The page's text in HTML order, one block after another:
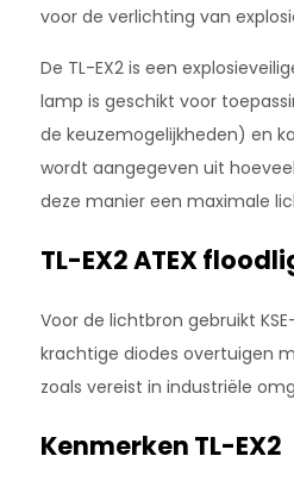
voor de verlichting van
De TL-EX2 is een
lamp is geschikt voor
de keuzemogelijkheden) en
wordt aangegeven uit
deze manier een maximale
TL-EX2 ATEX
Voor de lichtbron gebruikt
krachtige diodes overtuigen
zoals vereist in industriële
Kenmerken TL-EX2